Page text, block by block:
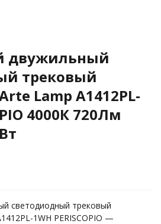
двужильный
трековый
Lamp A1412PL-
4000К 720Лм
светодиодный трековый
1WH PERISCOPIO —